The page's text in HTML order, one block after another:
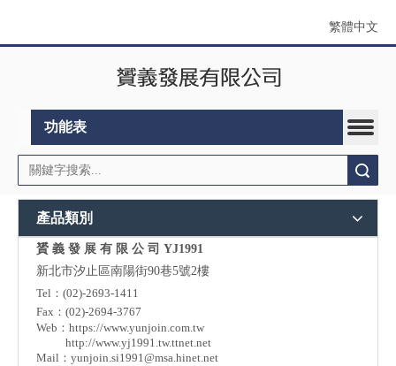
繁體中文
功能表
產品類別
贇 義 發 展 有 限 公 司 YJ1991
新北市汐止區南陽街90巷5號2樓
Tel：(02)-2693-1411
Fax：(02)-2694-3767
Web： https://www.yunjoin.com.tw
http://www.yj1991.tw.ttnet.net
Mail： yunjoin.si1991@msa.hinet.net